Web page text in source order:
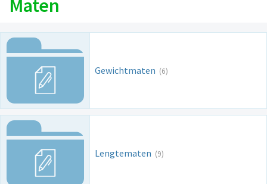
Maten
Gewichtmaten (6)
Lengtematen (9)